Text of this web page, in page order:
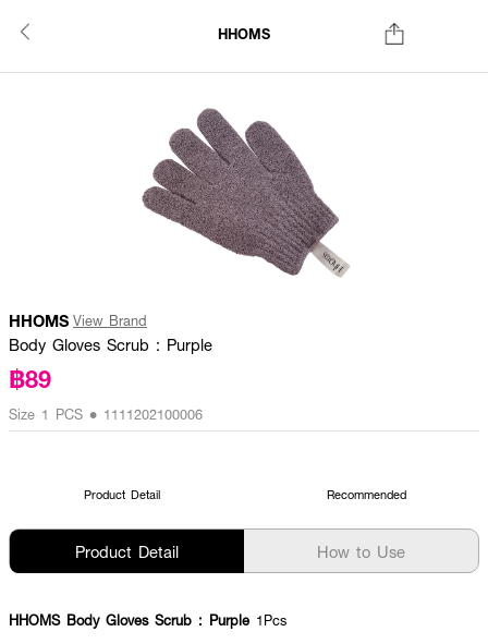
HHOMS
HHOMS View Brand
Body Gloves Scrub : Purple
฿89
Size 1 PCS • 1111202100006
Product Detail Recommended
Product Detail How to Use
HHOMS Body Gloves Scrub : Purple 1Pcs